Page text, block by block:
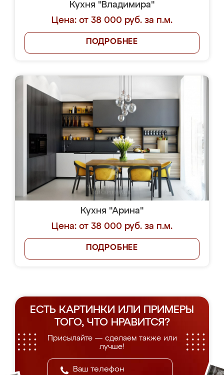
Кухня "Владимира"
Цена: от 38 000 руб. за п.м.
ПОДРОБНЕЕ
Кухня "Арина"
Цена: от 38 000 руб. за п.м.
ПОДРОБНЕЕ
ЕСТЬ КАРТИНКИ ИЛИ ПРИМЕРЫ
ТОГО, ЧТО НРАВИТСЯ?
Присылайте — сделаем также или
лучше!